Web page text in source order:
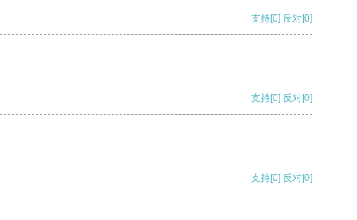
支持[0] 反对[0]
支持[0] 反对[0]
支持[0] 反对[0]